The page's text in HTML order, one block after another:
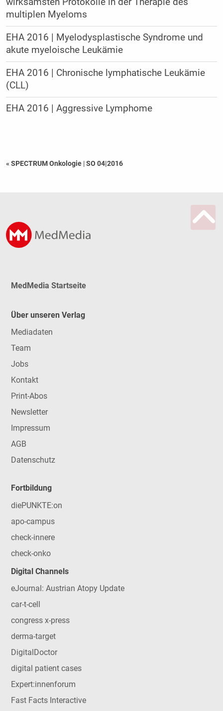
multiplen Myeloms
EHA 2016 | Myelodysplastische Syndrome und
akute myeloische Leukämie
EHA 2016 | Chronische lymphatische Leukämie
(CLL)
EHA 2016 | Aggressive Lymphome
« SPECTRUM Onkologie |SO 04|2016
MedMedia Startseite
Über unseren Verlag
Mediadaten
Team
Jobs
Kontakt
Print-Abos
Newsletter
Impressum
AGB
Datenschutz
Fortbildung
diePUNKTE:on
apo-campus
check-innere
check-onko
Digital Channels
eJournal: Austrian Atopy Update
car-t-cell
congress x-press
derma-target
DigitalDoctor
digital patient cases
Expert:innenforum
Fast Facts Interactive